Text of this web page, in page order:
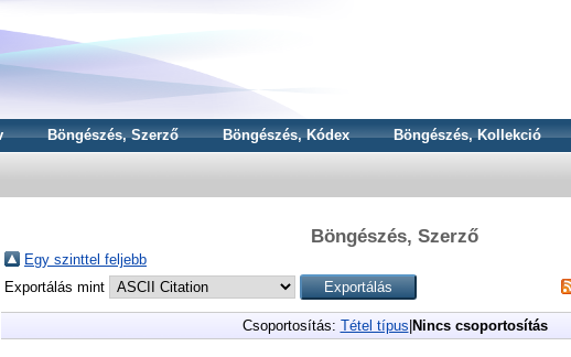
Böngészés, Szerző Böngészés, Kódex Böngészés, Kollekció
Böngészés, Szerző
Egy szinttel feljebb
Exportálás mint
Csoportosítás: Tétel típus Nincs csoportosítás